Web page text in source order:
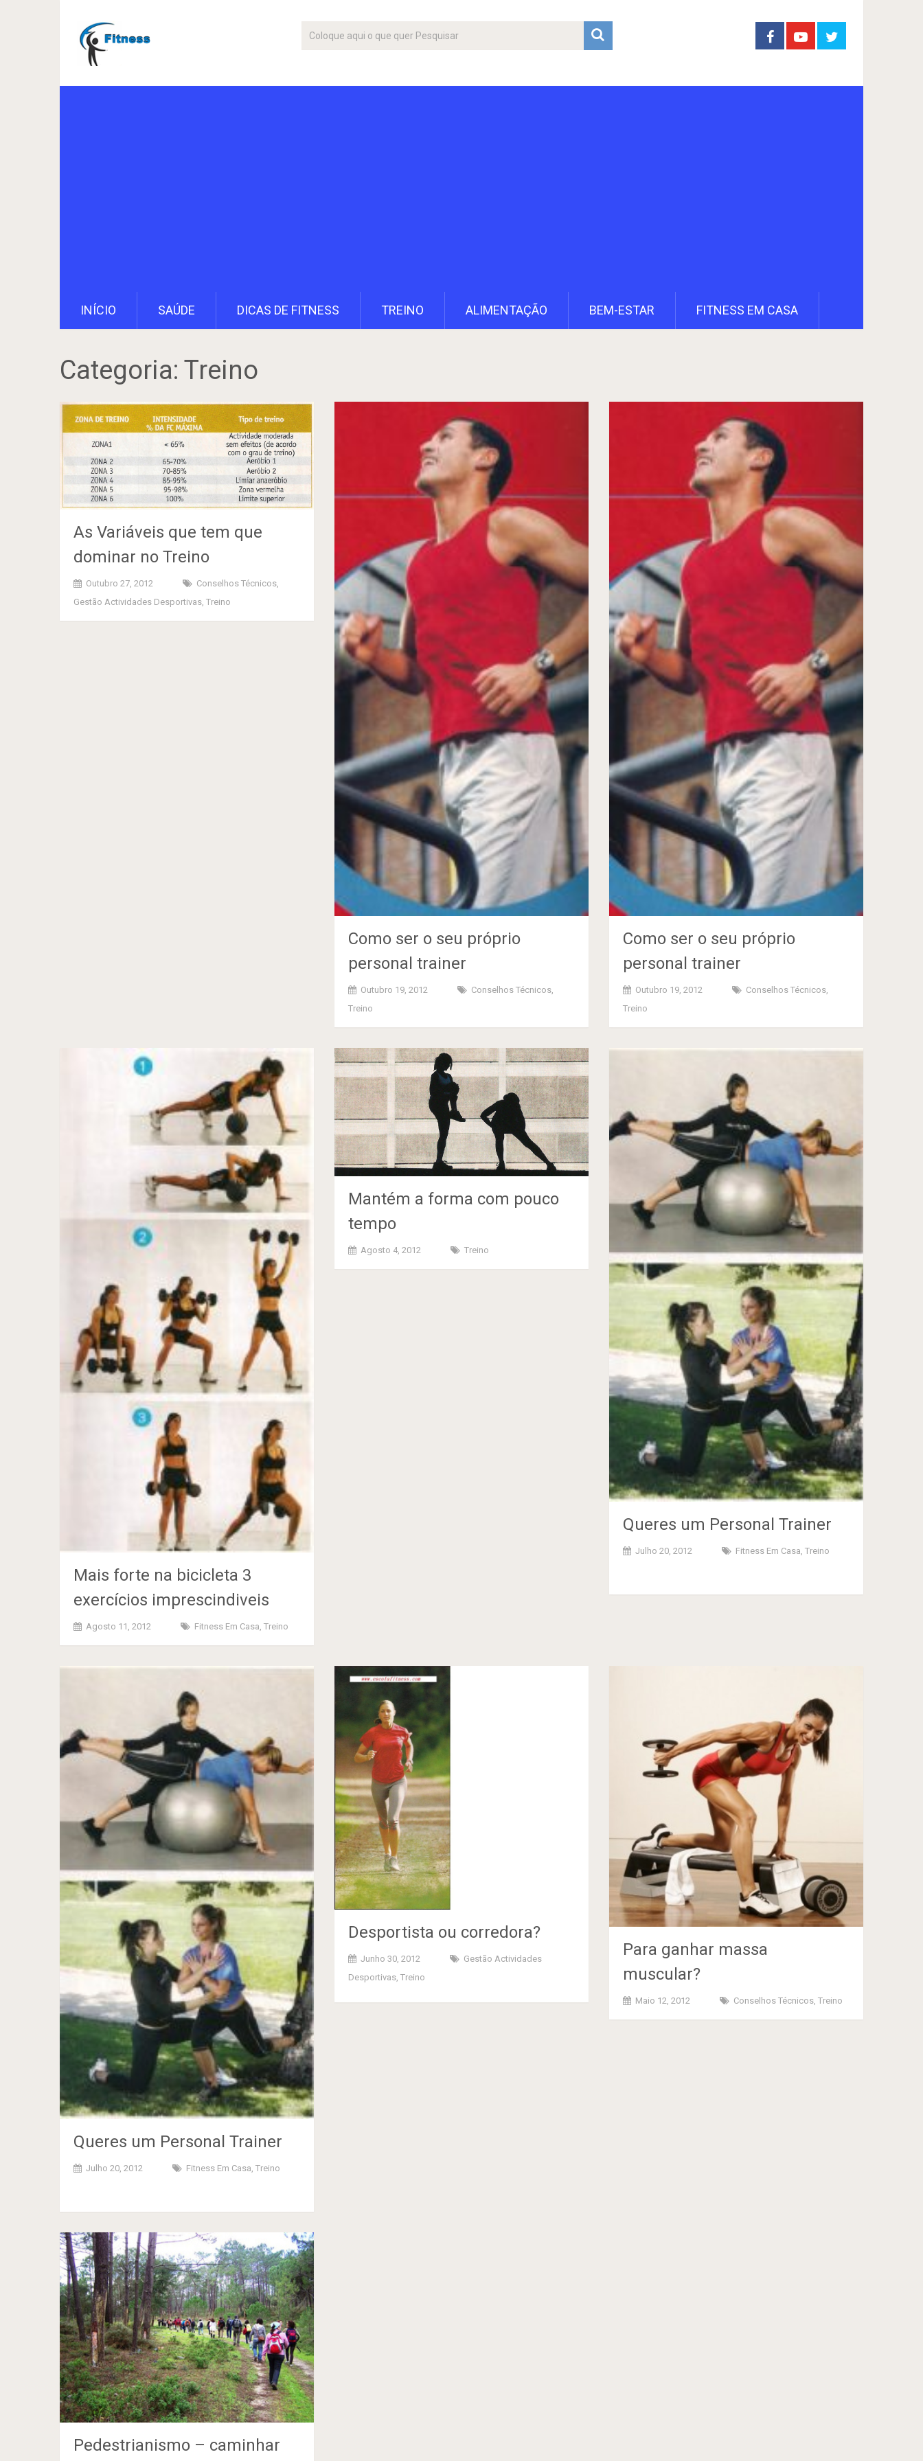
INÍCIO SAÚDE DICAS DE FITNESS TREINO ALIMENTAÇÃO BEM-ESTAR FITNESS EM CASA
Categoria: Treino
As Variáveis que tem que
dominar no Treino
Outubro 27, 2012 Conselhos Técnicos,
Gestão Actividades Desportivas, Treino
Como ser o seu próprio
personal trainer
Outubro 19, 2012 Conselhos Técnicos,
Treino
Como ser o seu próprio
personal trainer
Outubro 19, 2012 Conselhos Técnicos,
Treino
Mais forte na bicicleta 3
exercícios imprescindiveis
Agosto 11, 2012 Fitness Em Casa Treino
Mantém a forma com pouco
tempo
Agosto 4, 2012 Treino
Queres um Personal Trainer
Julho 20, 2012 Fitness Em Casa ,Treino
Queres um Personal Trainer
Julho 20, 2012 Fitness Em Casa, Treino
Desportista ou corredora?
Junho 30, 2012
Gestão Actividades
Desportivas,Treino
Para ganhar massa
muscular?
Maio 12, 2012 Conselhos Técnicos ,Treino
Pedestrianismo – caminhar